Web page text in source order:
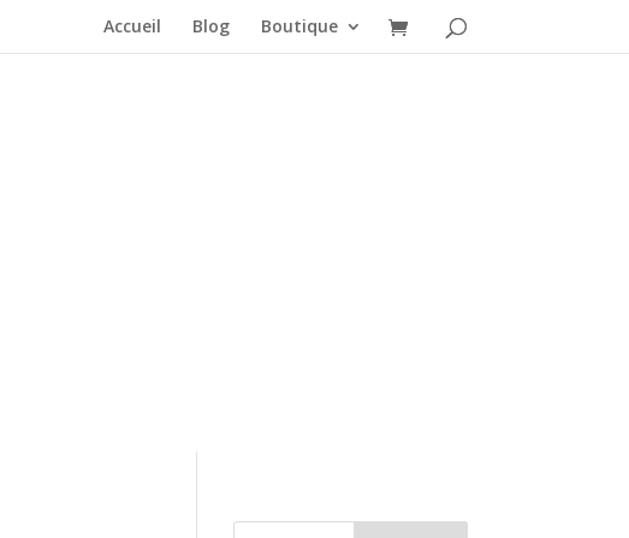
Accueil Blog Boutique